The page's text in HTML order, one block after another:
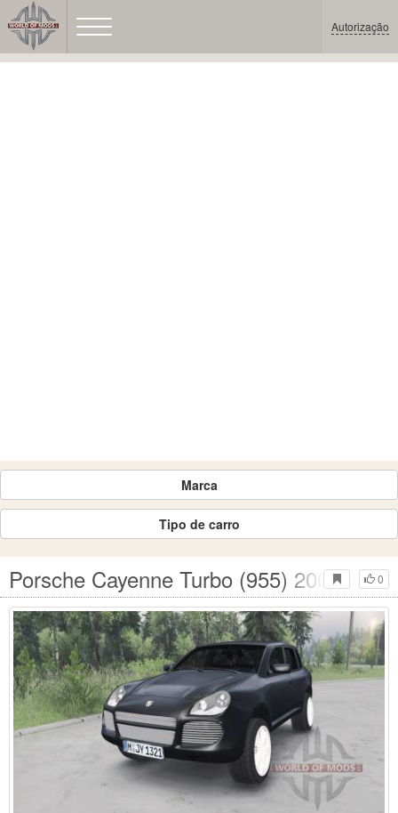
Autorização
Marca
Tipo de carro
0
Porsche Cayenne Turbo (955) 2003 para